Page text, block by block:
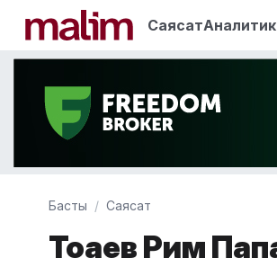
Саясат
Басты Саясат
Тоқаев Рим